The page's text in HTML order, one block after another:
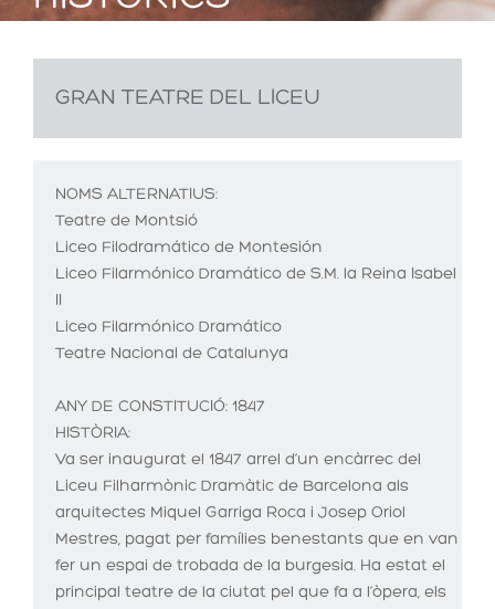
GRAN TEATRE DEL LICEU
NOMS ALTERNATIUS:
Teatre de Montsió
Liceo Filodramático de Montesión
Liceo Filarmónico Dramático de S.M. la Reina Isabel
II
Liceo Filarmónico Dramático
Teatre Nacional de Catalunya
ANY DE CONSTITUCIÓ: 1847
HISTÒRIA:
Va ser inaugurat el 1847 arrel d’un encàrrec del
Liceu Filharmònic Dramàtic de Barcelona als
arquitectes Miquel Garriga Roca i Josep Oriol
Mestres, pagat per famílies benestants que en van
fer un espai de trobada de la burgesia. Ha estat el
principal teatre de la ciutat pel que fa a l’òpera, els